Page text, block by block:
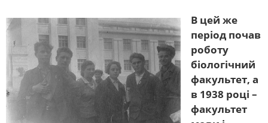
В цей же
період почав
роботу
біологічний
факультет, а
в 1938 році –
факультет